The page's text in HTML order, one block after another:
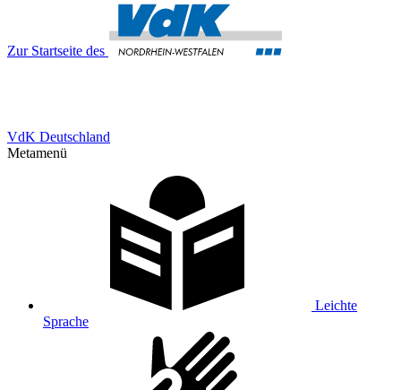
Zur Startseite des
VdK Deutschland
Metamenü
Leichte
Sprache